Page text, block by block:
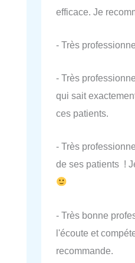
efficace. Je
- Très
- Très
qui sait
ces patients.
- Très
de ses patients !
- Très bonne
l'écoute et
recommande.